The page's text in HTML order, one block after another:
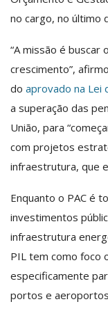
no cargo, no último
“A missão é buscar
crescimento”,
do aprovado na Lei
a superação das
União, para
com projetos
infraestrutura, que
Enquanto o PAC é
investimentos
infraestrutura
PIL tem como foco
especificamente
portos e